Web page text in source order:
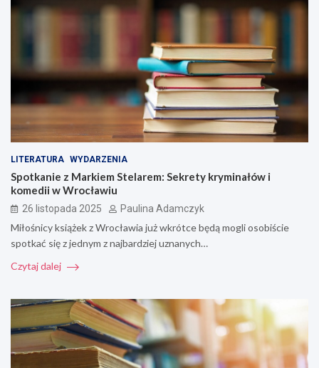
LITERATURA WYDARZENIA
Spotkanie z Markiem Stelarem: Sekrety kryminałów i
komedii w Wrocławiu
26 listopada 2025 Paulina Adamczyk
Miłośnicy książek z Wrocławia już wkrótce będą mogli osobiście
spotkać się z jednym z najbardziej uznanych…
Czytaj dalej